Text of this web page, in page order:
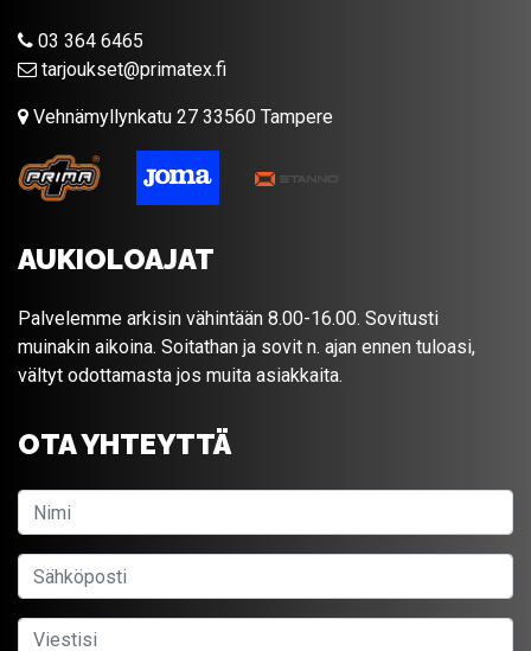
03 364 6465
tarjoukset@primatex.fi
Vehnämyllynkatu 27 33560 Tampere
AUKIOLOAJAT
Palvelemme arkisin vähintään 8.00-16.00. Sovitusti
muinakin aikoina. Soitathan ja sovit n. ajan ennen tuloasi,
vältyt odottamasta jos muita asiakkaita.
OTA YHTEYTTÄ